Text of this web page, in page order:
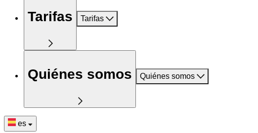
Tarifas Tarifas
Quiénes somos Quiénes somos
es